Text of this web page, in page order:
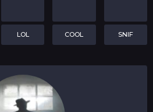
LOL COOL SNIF